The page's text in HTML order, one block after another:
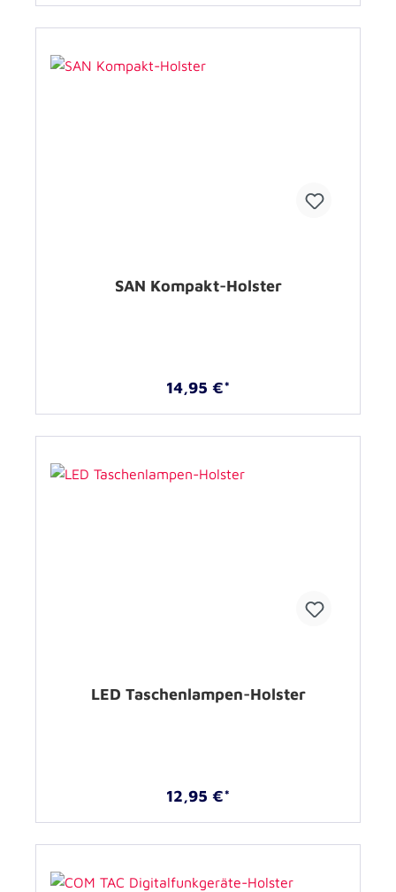
SAN Kompakt-Holster
14,95 €*
LED Taschenlampen-Holster
12,95 €*